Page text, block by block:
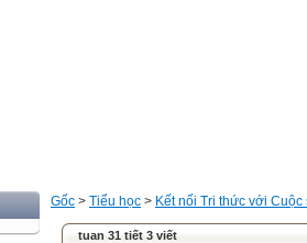
Gốc > Tiểu học > Kết nối Tri thức với Cuộc
tuan 31 tiết 3 viết